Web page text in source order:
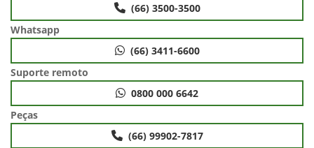
(66) 3500-3500
Whatsapp
(66) 3411-6600
Suporte remoto
0800 000 6642
Peças
(66) 99902-7817